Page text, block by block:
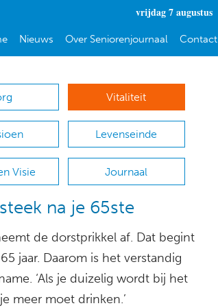
vrijdag 7 augustus
Nieuws Over Seniorenjournaal Contact
Vitaliteit
Levenseinde
Visie Journaal
na je 65ste
de dorstprikkel af. Dat begint
jaar. Daarom is het verstandig
‘Als je duizelig wordt bij het
meer moet drinken.’